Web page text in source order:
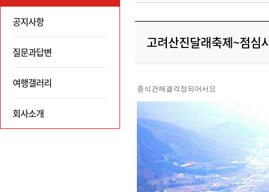
공지사항
질문과답변
여행갤러리
회사소개
고려산진달래축제~점심